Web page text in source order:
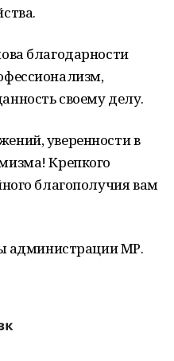
благодарности
своему делу.
уверенности в
Крепкого
благополучия вам
администрации МР.